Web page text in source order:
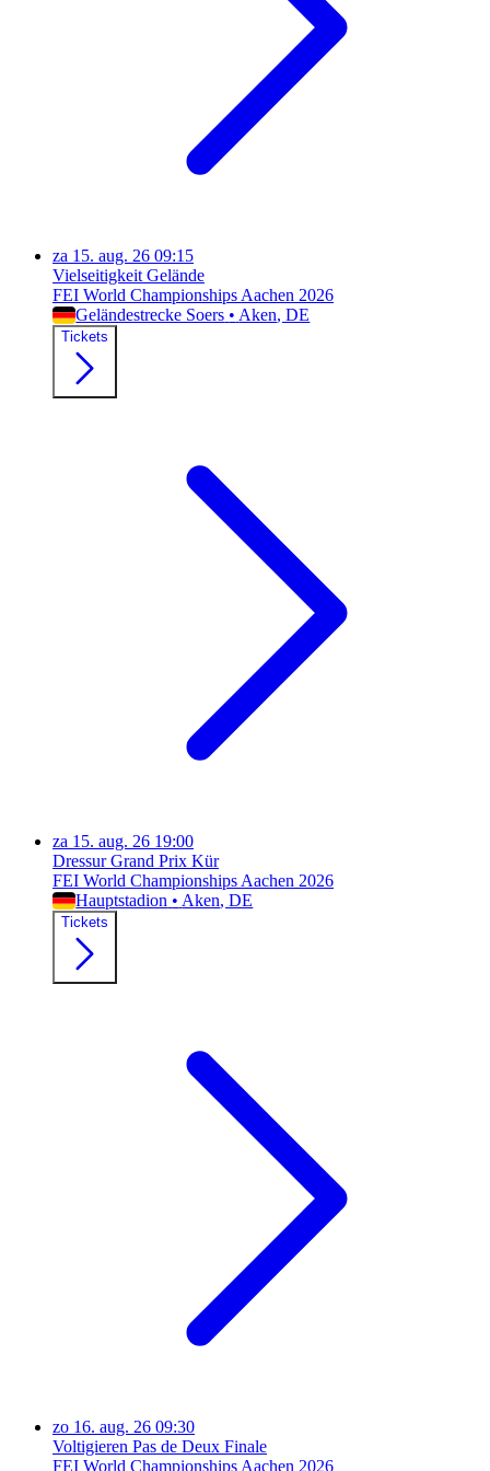
za 15. aug. 26 09:15
Vielseitigkeit Gelände
FEI World Championships Aachen 2026
Geländestrecke Soers • Aken, DE
Tickets
za 15. aug. 26 19:00
Dressur Grand Prix Kür
FEI World Championships Aachen 2026
Hauptstadion • Aken, DE
Tickets
zo 16. aug. 26 09:30
Voltigieren Pas de Deux Finale
FEI World Championships Aachen 2026